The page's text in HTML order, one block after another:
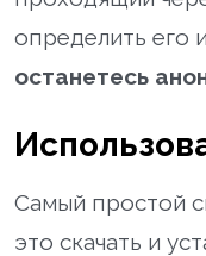
определить его
останетесь
Самый простой
это скачать и